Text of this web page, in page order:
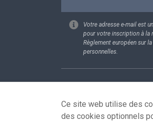
Votre adresse e-mail est
pour votre inscription à la
Règlement européen sur
personnelles.
Ce site web utilise des
des cookies optionnels